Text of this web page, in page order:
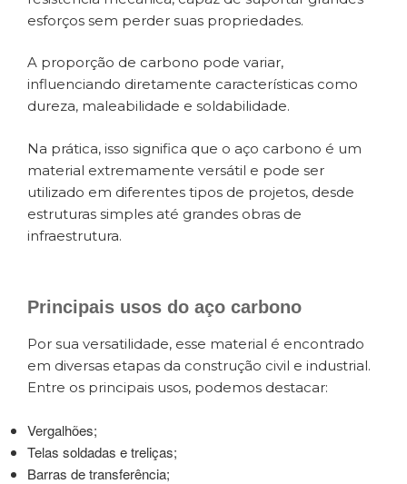
esforços sem perder suas propriedades.
A proporção de carbono pode variar,
influenciando diretamente características como
dureza, maleabilidade e soldabilidade.
Na prática, isso significa que o aço carbono é um
material extremamente versátil e pode ser
utilizado em diferentes tipos de projetos, desde
estruturas simples até grandes obras de
infraestrutura.
Principais usos do aço carbono
Por sua versatilidade, esse material é encontrado
em diversas etapas da construção civil e industrial.
Entre os principais usos, podemos destacar:
Vergalhões;
Telas soldadas e treliças;
Barras de transferência;